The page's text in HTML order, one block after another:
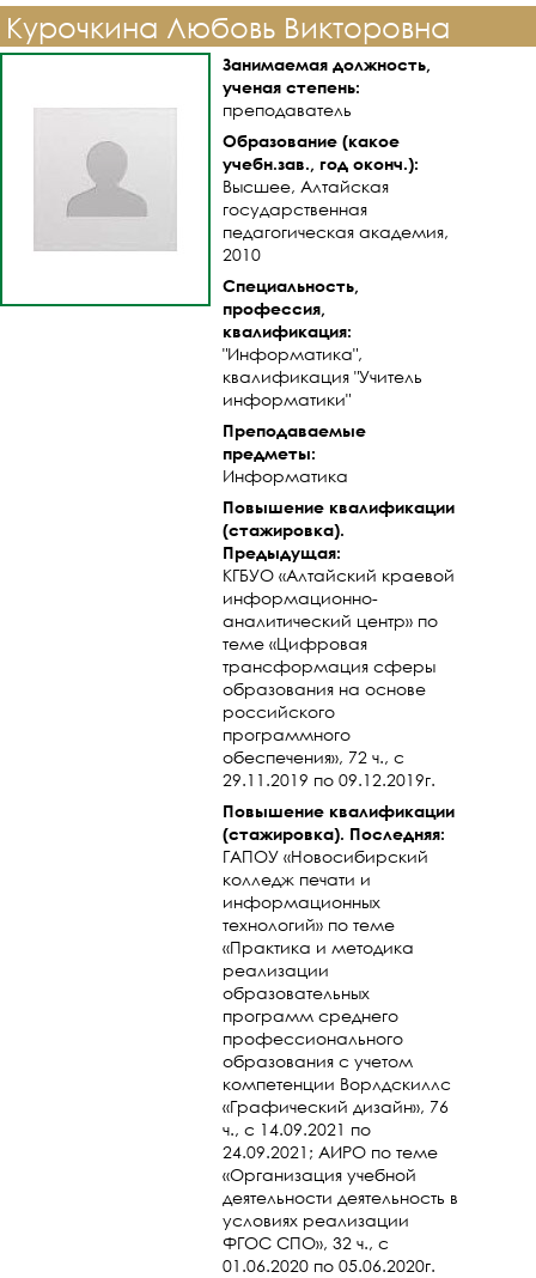
Курочкина Любовь Викторовна
Занимаемая должность,
ученая степень:
преподаватель
Образование (какое
учебн.зав., год оконч.):
Высшее, Алтайская
государственная
педагогическая академия,
2010
Специальность,
профессия,
квалификация:
"Информатика",
квалификация "Учитель
информатики"
Преподаваемые
предметы:
Информатика
Повышение квалификации
(стажировка).
Предыдущая:
КГБУО «Алтайский краевой
информационно-
аналитический центр» по
теме «Цифровая
трансформация сферы
образования на основе
российского
программного
обеспечения», 72 ч., с
29.11.2019 по 09.12.2019г.
Повышение квалификации
(стажировка). Последняя:
ГАПОУ «Новосибирский
колледж печати и
информационных
технологий» по теме
«Практика и методика
реализации
образовательных
программ среднего
профессионального
образования с учетом
компетенции Ворлдскиллс
«Графический дизайн», 76
ч., с 14.09.2021 по
24.09.2021; АИРО по теме
«Организация учебной
деятельности деятельность в
условиях реализации
ФГОС СПО», 32 ч., с
01.06.2020 по 05.06.2020г.